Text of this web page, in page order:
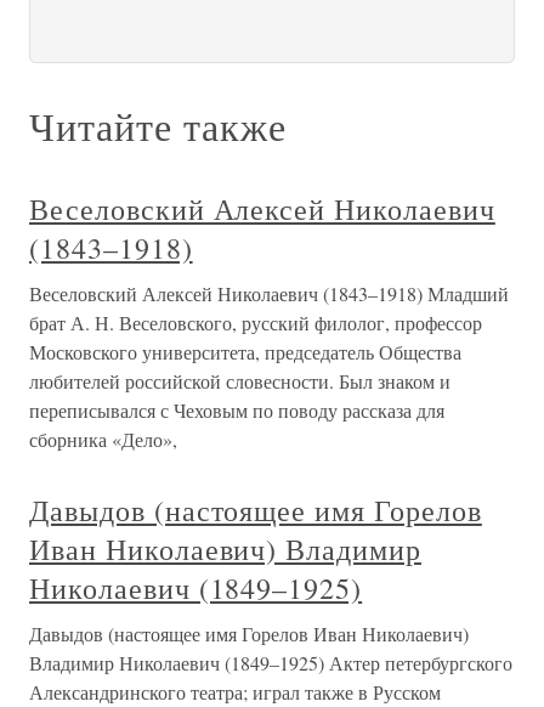
Читайте также
Веселовский Алексей Николаевич
(1843–1918)
Веселовский Алексей Николаевич (1843–1918) Младший
брат А. Н. Веселовского, русский филолог, профессор
Московского университета, председатель Общества
любителей российской словесности. Был знаком и
переписывался с Чеховым по поводу рассказа для
сборника «Дело»,
Давыдов (настоящее имя Горелов
Иван Николаевич) Владимир
Николаевич (1849–1925)
Давыдов (настоящее имя Горелов Иван Николаевич)
Владимир Николаевич (1849–1925) Актер петербургского
Александринского театра; играл также в Русском